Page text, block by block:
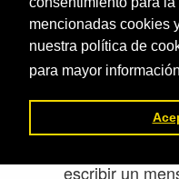
mencionadas cookies
nuestra política de
para mayor
También he
cursos a los
una idea de
escribir un